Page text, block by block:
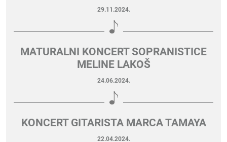
29.11.2024.
MATURALNI KONCERT SOPRANISTICE
MELINE LAKOŠ
24.06.2024.
KONCERT GITARISTA MARCA TAMAYA
22.04.2024.